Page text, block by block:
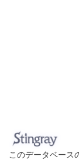
このデータベース